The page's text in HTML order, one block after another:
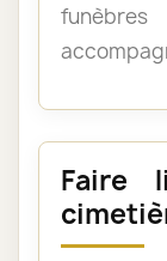
Faire